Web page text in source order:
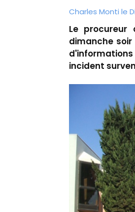
Charles Monti le
Le procureur
dimanche
incident